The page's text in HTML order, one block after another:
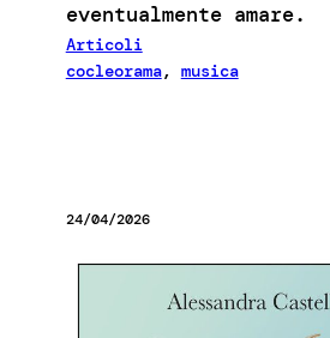
eventualmente amare.
Articoli
cocleorama, musica
24/04/2026